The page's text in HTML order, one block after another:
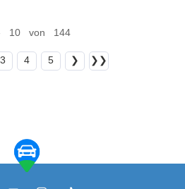
10 von 144
3 4 5 ❯ ❯❯